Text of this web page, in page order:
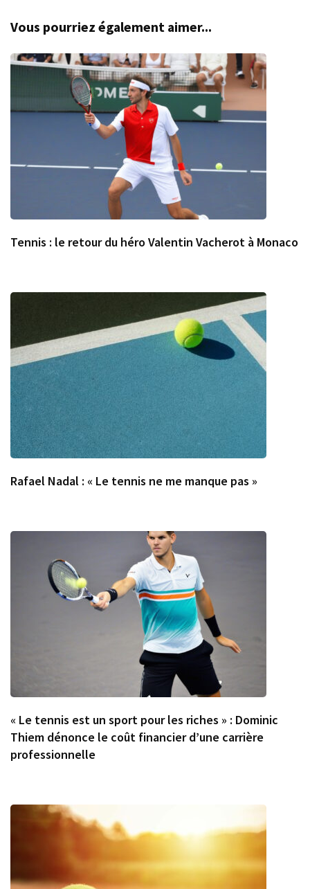
Vous pourriez également aimer...
Tennis : le retour du héro Valentin Vacherot à Monaco
Rafael Nadal : « Le tennis ne me manque pas »
« Le tennis est un sport pour les riches » : Dominic
Thiem dénonce le coût financier d’une carrière
professionnelle